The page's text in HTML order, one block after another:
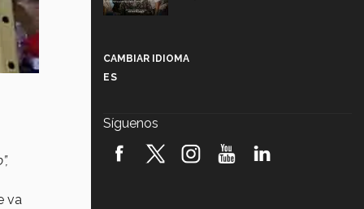
va
robótica FIRST 2026! (video)
CAMBIAR IDIOMA
ES
Síguenos